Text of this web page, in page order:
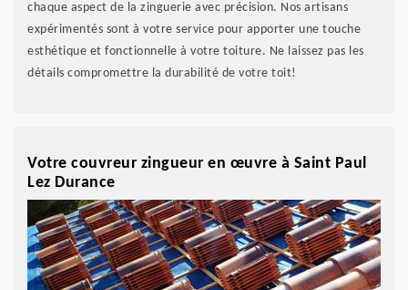
chaque aspect de la zinguerie avec précision. Nos artisans
expérimentés sont à votre service pour apporter une touche
esthétique et fonctionnelle à votre toiture. Ne laissez pas les
détails compromettre la durabilité de votre toit!
Votre couvreur zingueur en œuvre à Saint Paul
Lez Durance